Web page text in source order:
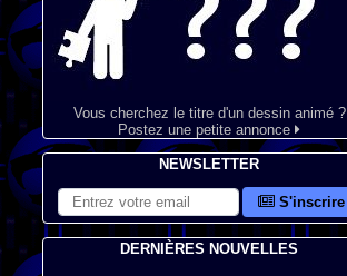
Vous cherchez le titre d'un dessin animé ?
Postez une petite annonce
NEWSLETTER
S'inscrire
DERNIÈRES NOUVELLES